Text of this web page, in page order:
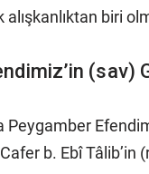
biri
(sav)
Peygamber
b. Ebî Tâlib’in